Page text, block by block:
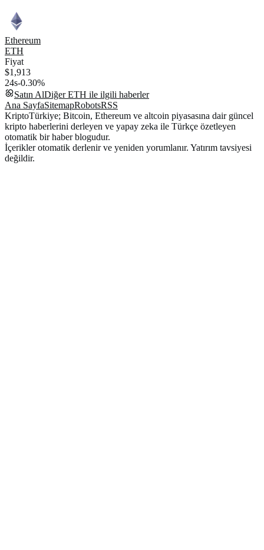
Ethereum
ETH
Fiyat
$1,913
24s-0.30%
Satın AlDiğerETH ile ilgili haberler
Ana SayfaSitemapRobotsRSS
KriptoTürkiye; Bitcoin, Ethereum ve altcoin piyasasına dair güncel
kripto haberlerini derleyen ve yapay zeka ile Türkçe özetleyen
otomatik bir haber blogudur.
İçerikler otomatik derlenir ve yeniden yorumlanır. Yatırım tavsiyesi
değildir.